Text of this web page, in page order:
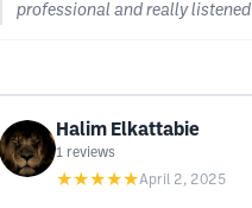
professional and really
Halim Elkattabie
1 reviews
★★★★★April 2, 2025